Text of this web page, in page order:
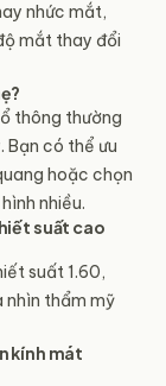
nhức mắt,
mắt thay đổi
thông thường
Bạn có thể ưu
hoặc chọn
nhiều.
suất cao
suất 1.60,
nhìn thẩm mỹ
kính mát